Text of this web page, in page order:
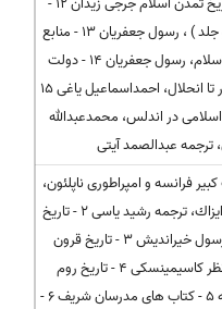
تاریخ خلفا ( دو جلد ) ، رسول جعفریان 13 - منابع
و مآخذ تاریخ اسلام، رسول جعفریان 14 - دولت
عثمانی از اقتدار تا انحلال، احمداسماعیل یاغی 15
در اندلس، محمدعبدالله
ترجمه عبدالصمد آیتی
كبیر فرانسه و امپراطوری ناپلئون،
آلبرماله و ژول ایزاك، ترجمه رشید یاسی 2 - تاریخ
جهان، عبدالرسول خیراندیش 3 - تاریخ قرون
وسطی، زیر نظر كاسیمینسكی 4 - تاریخ روم
باستان، آلبرماله 5 - كتاب های مدرسان شریف 6 -